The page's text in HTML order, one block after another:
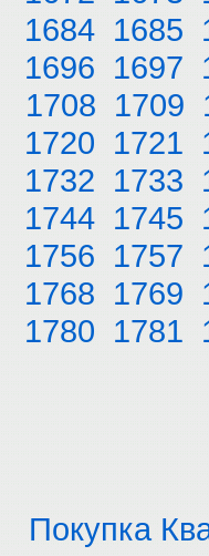
1684 1685
1696 1697
1708 1709
1720 1721
1732 1733
1744 1745
1756 1757
1768 1769
1780 1781
Покупка